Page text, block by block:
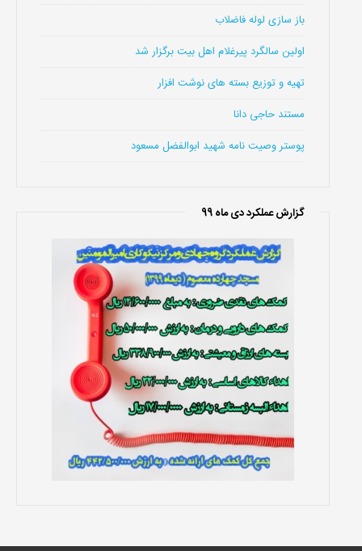
باز سازی لوله فاضلاب
اولین سالگرد پیرغلام اهل بیت برگزار شد
تهیه و توزیع بسته های نوشت افزار
مستند حاجی دانا
پوستر وصیت نامه شهید ابوالفضل مسعود
گزارش عملکرد دی ماه 99